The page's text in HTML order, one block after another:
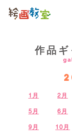
作品
1月
5月
9月
2月
6月
10月